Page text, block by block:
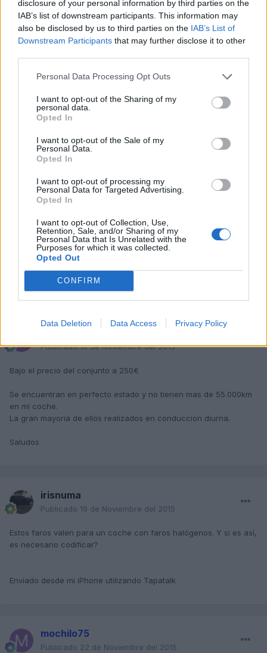
disclosure of your personal information by third parties on the
IAB’s list of downstream participants. This information may
also be disclosed by us to third parties on the IAB’s List of
Downstream Participants that may further disclose it to other
Personal Data Processing Opt Outs
I want to opt-out of the Sharing of my
personal data.
Opted In
I want to opt-out of the Sale of my
Personal Data.
Opted In
I want to opt-out of processing my
Personal Data for Targeted Advertising.
Opted In
I want to opt-out of Collection, Use,
Retention, Sale, and/or Sharing of my
Personal Data that Is Unrelated with the
Purposes for which it was collected.
Opted Out
CONFIRM
Data Deletion Data Access Privacy Policy
Andyb8
Publicado 14 de Septiembre del 2015
Imagino que no te interesara vender el interior lado derecho?? si
es asi , me dices, gracias
mochilo75
Publicado
En 14/9/2015 a las 9:56, Andyb8 dijo:
Imagino que no te interesara vender el interior lado
derecho?? si es asi , me dices, gracias
que me resultara mas facil de vender!
Un saludo!
Publicado16 de Noviembre del 2015
Bajo el precio del conjunto a 250€
Se encuentran en perfecto estado y no tienen mas de 55.000km
en mi coche.
La gran mayoria de ellos realizados en conduccion diurna.
Saludos
irisnuma
Publicado 19 de Noviembre del 2015
Estos faros valen para un coche con faros halógenos. Y si es así,
es necesario codificar?
Enviado desde mi iPhone utilizando Tapatalk
mochilo75
Publicado 22 de Noviembre del 2015